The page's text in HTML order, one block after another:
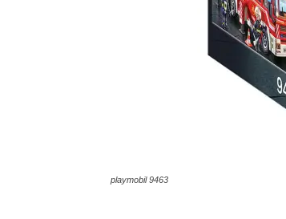
playmobil 9463